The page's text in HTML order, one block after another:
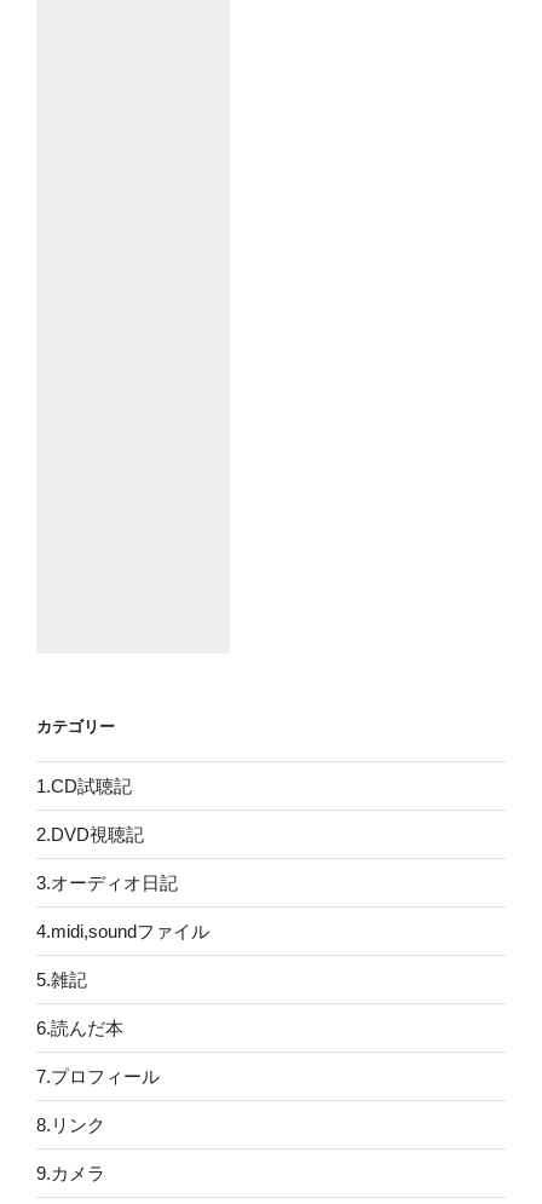
カテゴリー
1.CD試聴記
2.DVD視聴記
3.オーディオ日記
4.midi,soundファイル
5.雑記
6.読んだ本
7.プロフィール
8.リンク
9.カメラ